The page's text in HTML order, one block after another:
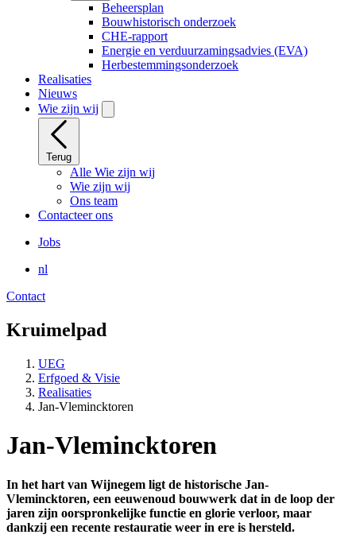
Beheersplan
Bouwhistorisch onderzoek
CHE-rapport
Energie en verduurzamingsadvies (EVA)
Herbestemmingsonderzoek
Realisaties
Nieuws
Wie zijn wij
Terug
Alle Wie zijn wij
Wie zijn wij
Ons team
Contacteer ons
Jobs
nl
Contact
Kruimelpad
UEG
Erfgoed & Visie
Realisaties
Jan-Vlemincktoren
Jan-Vlemincktoren
​​In het hart van Wijnegem ligt de historische Jan-
Vlemincktoren, een eeuwenoud bouwwerk dat in de loop der
jaren zijn oorspronkelijke functie en glorie verloor, maar
dankzij een recente restauratie weer in ere is hersteld.​